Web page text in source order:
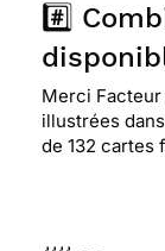
#️⃣
Merci
illustrées
de 132 cartes